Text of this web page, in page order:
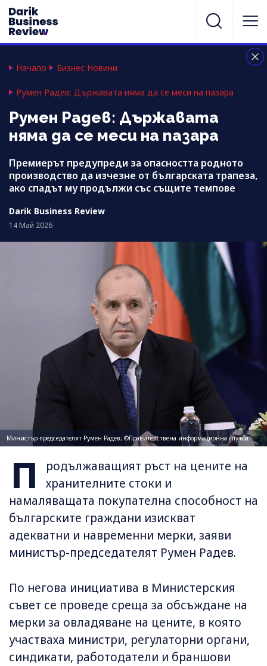
Начало Бизнес Новини
Румен Радев: Държавата няма да се меси на пазара
Румен Радев: Държавата
няма да се меси на пазара
Премиерът предупреди за опасността родното
производство да изчезне от българската трапеза,
ако спадът му продължи със същите темпове
Darik Business Review
14 Май 2026
Министър-председателят Румен Радев; ©Правителствена информационна служба
П
родължаващият ръст на цените на
хранителните стоки и
намаляващата покупателна способност на
българските граждани изискват
адекватни и навременни мерки, заяви
министър-председателят Румен Радев.
По негова инициатива в Министерския
съвет се проведе среща за обсъждане на
мерки за овладяване на цените, в която
участваха министри, регулаторни органи,
синдикати, работодатели и браншови